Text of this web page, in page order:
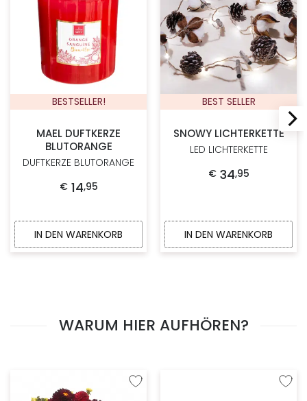
BESTSELLER!
MAEL DUFTKERZE
BLUTORANGE
DUFTKERZE BLUTORANGE
€ 14,95
IN DEN WARENKORB
BEST SELLER
SNOWY LICHTERKETTE
LED LICHTERKETTE
€ 34,95
IN DEN WARENKORB
WARUM HIER AUFHÖREN?
Zur Wunschliste hinzufügen Zur